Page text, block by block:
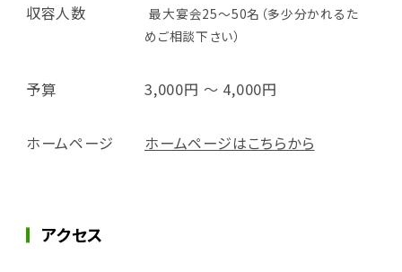
収容人数
最大宴会25～50名（多少分かれるた
めご相談下さい）
予算 3,000円 ～ 4,000円
ホームページ ホームページはこちらから
アクセス